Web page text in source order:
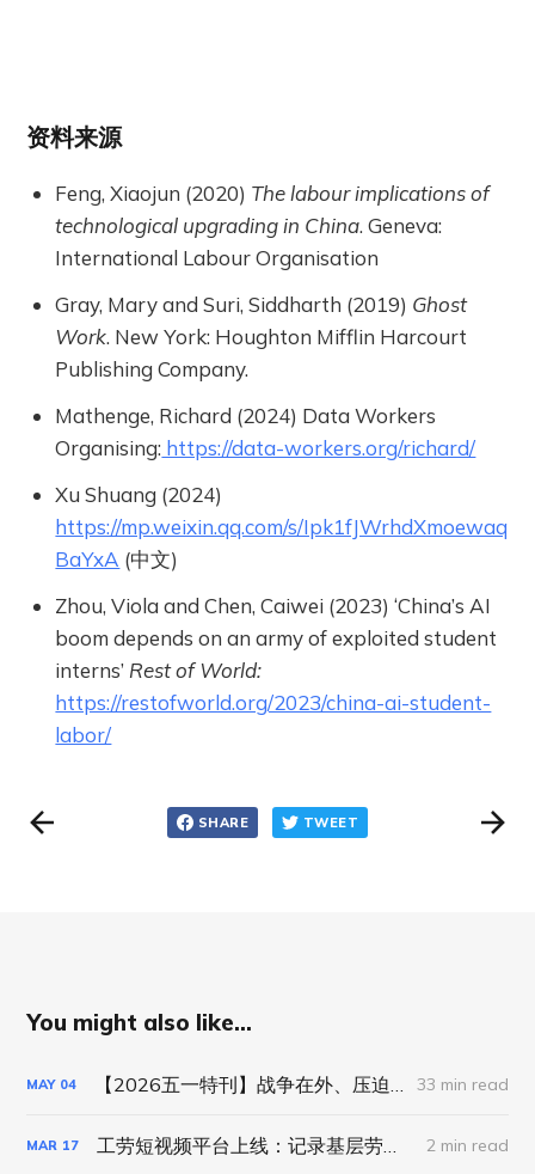
资料来源
Feng, Xiaojun (2020) The labour implications of
technological upgrading in China. Geneva:
International Labour Organisation
Gray, Mary and Suri, Siddharth (2019) Ghost
Work. New York: Houghton Mifflin Harcourt
Publishing Company.
Mathenge, Richard (2024) Data Workers
Organising: https://data-workers.org/richard/
Xu Shuang (2024)
https://mp.weixin.qq.com/s/Ipk1fJWrhdXmoewaq
BaYxA (中文)
Zhou, Viola and Chen, Caiwei (2023) ‘China’s AI
boom depends on an army of exploited student
interns’ Rest of World:
https://restofworld.org/2023/china-ai-student-
labor/
SHARE TWEET
You might also like...
MAY 04 33 min read
MAR 17 2 min read